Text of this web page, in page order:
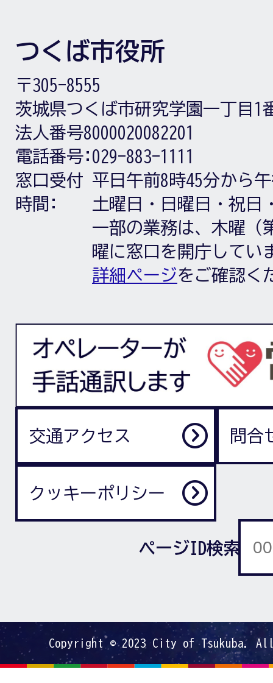
つくば市役所
〒305-8555
茨城県つくば市研究学園一丁目1
法人番号8000020082201
電話番号: 029-883-1111
窓口受付
時間:
平日午前8時45分から
土曜日・日曜日・祝日
一部の業務は、木曜（
曜に窓口を開庁してい
詳細ページをご確認く
交通アクセス 問合
クッキーポリシー
ページID検索
Copyright © 2023 City of Tsukuba.